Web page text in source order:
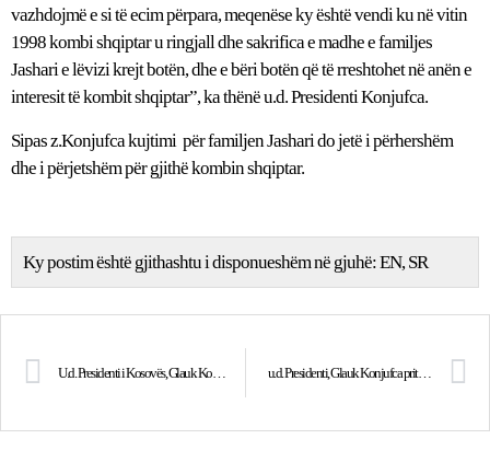
vazhdojmë e si të ecim përpara, meqenëse ky është vendi ku në vitin
1998 kombi shqiptar u ringjall dhe sakrifica e madhe e familjes
Jashari e lëvizi krejt botën, dhe e bëri botën që të rreshtohet në anën e
interesit të kombit shqiptar”, ka thënë u.d. Presidenti Konjufca.
Sipas z.Konjufca kujtimi për familjen Jashari do jetë i përhershëm
dhe i përjetshëm për gjithë kombin shqiptar.
Ky postim është gjithashtu i disponueshëm në gjuhë:EN SR
U.d. Presidenti i Kosovës, Glauk Konjufca kërkon propozimin e Lëvizjes Vetëvendosje për Kryeministër u.d. Presidenti, Glauk Konjufca priti në takim komandantin e KFOR-it, gjeneralmajor Franco Federici